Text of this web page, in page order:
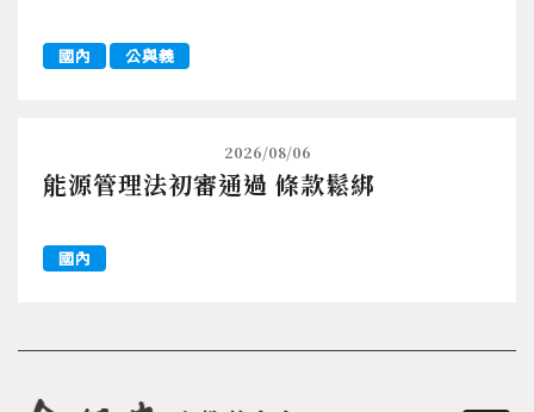
國內 公與義
2026/08/06
能源管理法初審通過 條款鬆綁
國內